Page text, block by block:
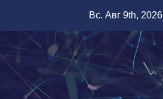
содержимому
Вс. Авг 9th, 2026